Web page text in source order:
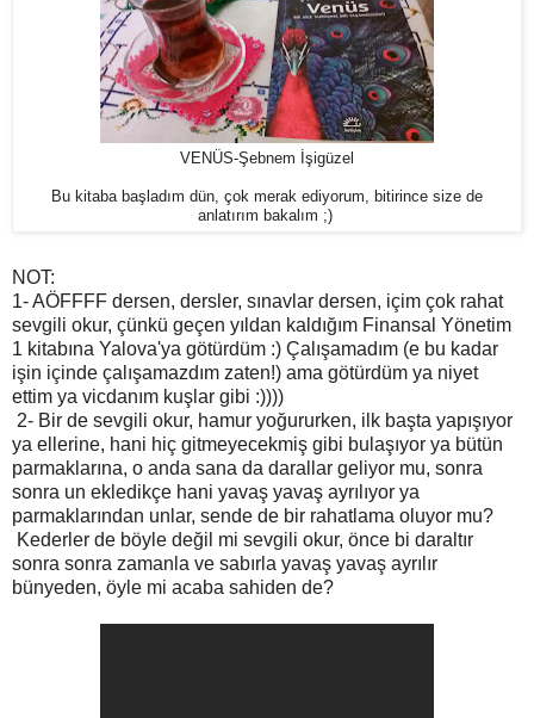
VENÜS-Şebnem İşigüzel
Bu kitaba başladım dün, çok merak ediyorum, bitirince size de
anlatırım bakalım ;)
NOT:
1- AÖFFFF dersen, dersler, sınavlar dersen, içim çok rahat
sevgili okur, çünkü geçen yıldan kaldığım Finansal Yönetim
1 kitabına Yalova'ya götürdüm :) Çalışamadım (e bu kadar
işin içinde çalışamazdım zaten!) ama götürdüm ya niyet
ettim ya vicdanım kuşlar gibi :))))
2- Bir de sevgili okur, hamur yoğururken, ilk başta yapışıyor
ya ellerine, hani hiç gitmeyecekmiş gibi bulaşıyor ya bütün
parmaklarına, o anda sana da darallar geliyor mu, sonra
sonra un ekledikçe hani yavaş yavaş ayrılıyor ya
parmaklarından unlar, sende de bir rahatlama oluyor mu?
Kederler de böyle değil mi sevgili okur, önce bi daraltır
sonra sonra zamanla ve sabırla yavaş yavaş ayrılır
bünyeden, öyle mi acaba sahiden de?